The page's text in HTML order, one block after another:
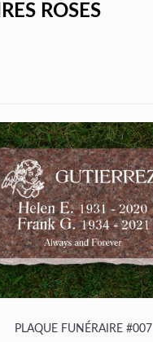
ROSES
PLAQUE FUNÉRAIRE #007